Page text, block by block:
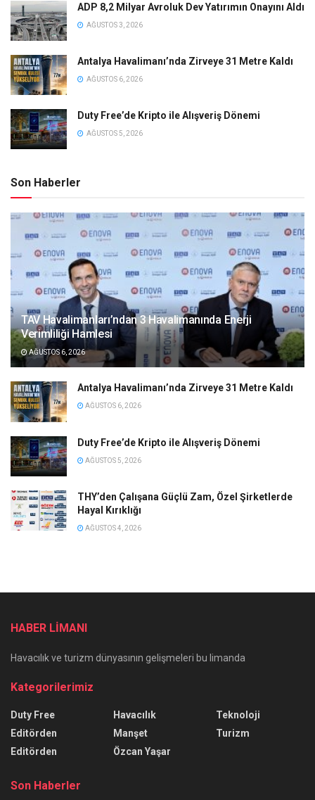
ADP 8,2 Milyar Avroluk Dev Yatırımın Onayını Aldı
AĞUSTOS 3, 2026
Antalya Havalimanı’nda Zirveye 31 Metre Kaldı
AĞUSTOS 6, 2026
Duty Free’de Kripto ile Alışveriş Dönemi
AĞUSTOS 5, 2026
Son Haberler
TAV Havalimanları’ndan 3 Havalimanında Enerji
Verimliliği Hamlesi
AĞUSTOS 6, 2026
Antalya Havalimanı’nda Zirveye 31 Metre Kaldı
AĞUSTOS 6, 2026
Duty Free’de Kripto ile Alışveriş Dönemi
AĞUSTOS 5, 2026
THY’den Çalışana Güçlü Zam, Özel Şirketlerde
Hayal Kırıklığı
AĞUSTOS 4, 2026
HABER LİMANI
Havacılık ve turizm dünyasının gelişmeleri bu limanda
Kategorilerimiz
Duty Free
Editörden
Editörden
Havacılık
Manşet
Özcan Yaşar
Teknoloji
Turizm
Son Haberler